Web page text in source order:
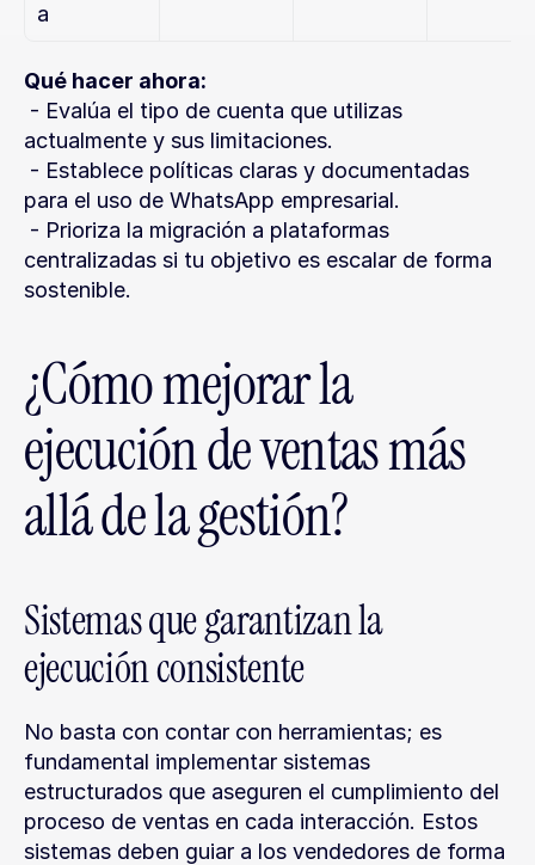
a
Qué hacer ahora:
actualmente y sus limitaciones.
para el uso de WhatsApp empresarial.
centralizadas si tu objetivo es escalar de forma
sostenible.
¿Cómo mejorar la
ejecución de ventas más
allá de la gestión?
Sistemas que garantizan la
ejecución consistente
No basta con contar con herramientas; es
fundamental implementar sistemas
estructurados que aseguren el cumplimiento del
proceso de ventas en cada interacción. Estos
sistemas deben guiar a los vendedores de forma